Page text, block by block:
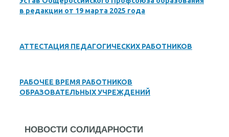
в редакции от 19 марта 2025 года
АТТЕСТАЦИЯ ПЕДАГОГИЧЕСКИХ РАБОТНИКОВ
РАБОЧЕЕ ВРЕМЯ РАБОТНИКОВ
ОБРАЗОВАТЕЛЬНЫХ УЧРЕЖДЕНИЙ
НОВОСТИ СОЛИДАРНОСТИ